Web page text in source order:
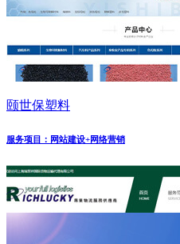
颐世保塑料
服务项目：网站建设+网络营销